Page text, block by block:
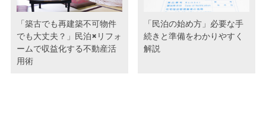
「築古でも再建築不可物件
でも大丈夫？」民泊×リフォ
ームで収益化する不動産活
用術
「民泊の始め方」必要な手
続きと準備をわかりやすく
解説